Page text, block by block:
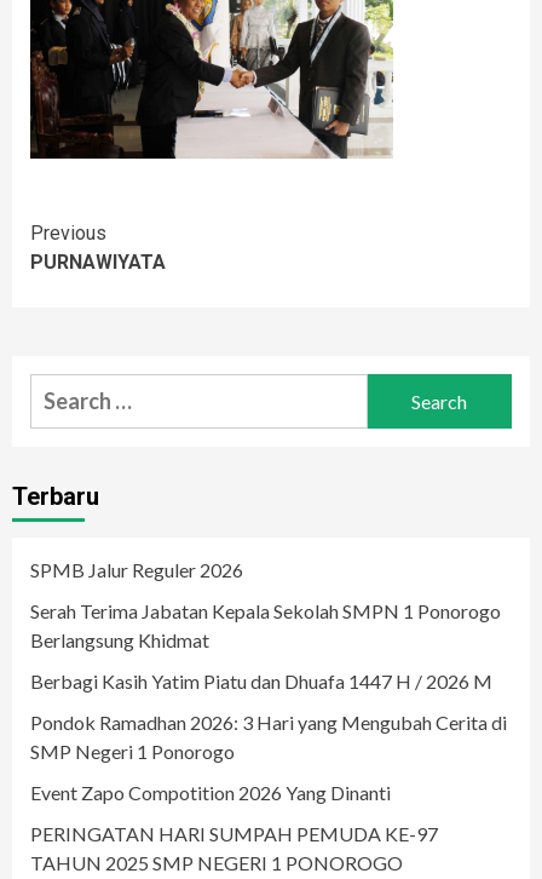
Continue
Reading
Previous
PURNAWIYATA
Search
for:
Terbaru
SPMB Jalur Reguler 2026
Serah Terima Jabatan Kepala Sekolah SMPN 1 Ponorogo
Berlangsung Khidmat
Berbagi Kasih Yatim Piatu dan Dhuafa 1447 H / 2026 M
Pondok Ramadhan 2026: 3 Hari yang Mengubah Cerita di
SMP Negeri 1 Ponorogo
Event Zapo Compotition 2026 Yang Dinanti
PERINGATAN HARI SUMPAH PEMUDA KE-97
TAHUN 2025 SMP NEGERI 1 PONOROGO